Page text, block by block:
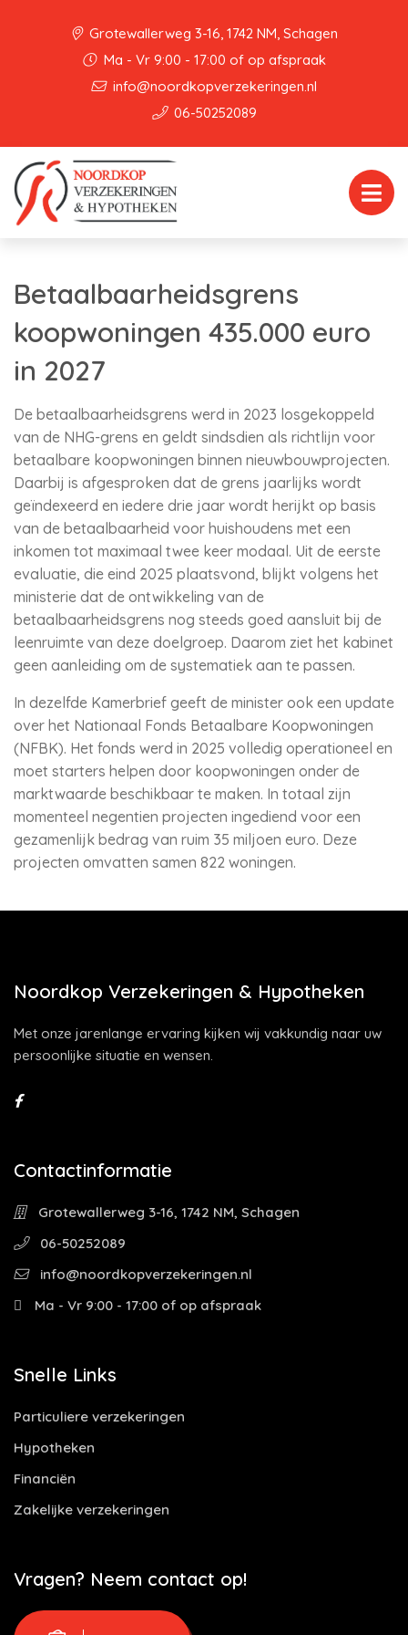
Grotewallerweg 3-16, 1742 NM, Schagen
Ma - Vr 9:00 - 17:00 of op afspraak
info@noordkopverzekeringen.nl
06-50252089
Betaalbaarheidsgrens
koopwoningen 435.000 euro
in 2027
De betaalbaarheidsgrens werd in 2023 losgekoppeld
van de NHG-grens en geldt sindsdien als richtlijn voor
betaalbare koopwoningen binnen nieuwbouwprojecten.
Daarbij is afgesproken dat de grens jaarlijks wordt
geïndexeerd en iedere drie jaar wordt herijkt op basis
van de betaalbaarheid voor huishoudens met een
inkomen tot maximaal twee keer modaal. Uit de eerste
evaluatie, die eind 2025 plaatsvond, blijkt volgens het
ministerie dat de ontwikkeling van de
betaalbaarheidsgrens nog steeds goed aansluit bij de
leenruimte van deze doelgroep. Daarom ziet het kabinet
geen aanleiding om de systematiek aan te passen.
In dezelfde Kamerbrief geeft de minister ook een update
over het Nationaal Fonds Betaalbare Koopwoningen
(NFBK). Het fonds werd in 2025 volledig operationeel en
moet starters helpen door koopwoningen onder de
marktwaarde beschikbaar te maken. In totaal zijn
momenteel negentien projecten ingediend voor een
gezamenlijk bedrag van ruim 35 miljoen euro. Deze
projecten omvatten samen 822 woningen.
Noordkop Verzekeringen & Hypotheken
Met onze jarenlange ervaring kijken wij vakkundig naar uw
persoonlijke situatie en wensen.
Contactinformatie
Grotewallerweg 3-16, 1742 NM, Schagen
06-50252089
info@noordkopverzekeringen.nl
Ma - Vr 9:00 - 17:00 of op afspraak
Snelle Links
Particuliere verzekeringen
Hypotheken
Financiën
Zakelijke verzekeringen
Vragen? Neem contact op!